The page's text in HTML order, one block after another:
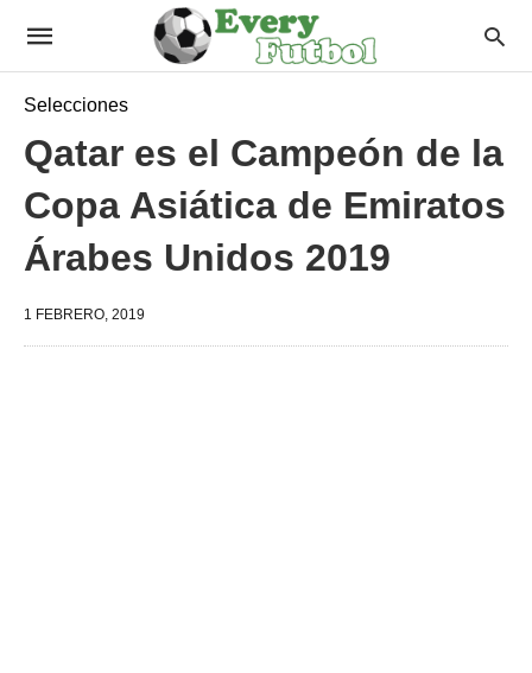
Selecciones
Qatar es el Campeón de la
Copa Asiática de Emiratos
Árabes Unidos 2019
1 FEBRERO, 2019